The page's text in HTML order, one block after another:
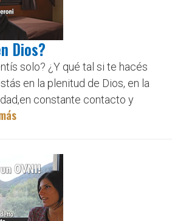
Dios?
solo? ¿Y qué tal si te hacés
en la plenitud de Dios, en la
constante contacto y